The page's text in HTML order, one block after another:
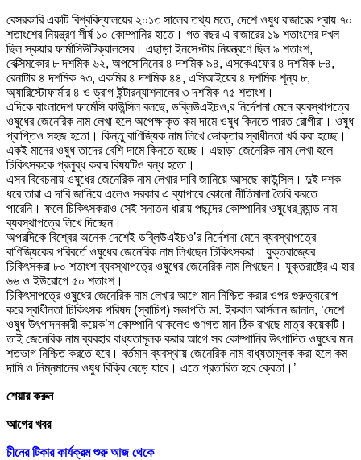
বেসরকারি একটি বিশ্ববিদ্যালয়ের ২০১৩ সালের তথ্য মতে, দেশে ওষুধ বাজারের প্রায় ৭০
শতাংশের নিয়ন্ত্রণ শীর্ষ ১০ কোম্পানির হাতে। গত বছর এ বাজারের ১৯ শতাংশের দখল
ছিল স্কয়ার ফার্মাসিউটিক্যালসের। এছাড়া ইনসেপ্টার নিয়ন্ত্রণে ছিল ৯ শতাংশ,
বেক্সিমকোর ৮ দশমিক ৬২, অপসোনিনের ৪ দশমিক ৯৪, এসকেএফের ৪ দশমিক ৮৪,
রেনাটার ৪ দশমিক ৭৩, একমির ৪ দশমিক ৪৪, এসিআইয়ের ৪ দশমিক শূন্য ৮,
অ্যারিস্টোফার্মার ৪ ও ড্রাগ ইন্টারন্যাশনালের ৩ দশমিক ৭৫ শতাংশ।
এদিকে বাংলাদেশ ফার্মেসি কাউন্সিল বলছে, ডব্লিউএইচও,র নির্দেশনা মেনে ব্যবস্থাপত্রে
ওষুধের জেনেরিক নাম লেখা হলে অপেক্ষাকৃত কম দামে ওষুধ কিনতে পারত রোগীরা। ওষুধ
প্রাপ্তিও সহজ হতো। কিন্তু বাণিজ্যিক নাম লিখে ভোক্তার স্বাধীনতা খর্ব করা হচ্ছে।
একই মানের ওষুধ তাদের বেশি দামে কিনতে হচ্ছে। এছাড়া জেনেরিক নাম লেখা হলে
চিকিৎসককে প্রলুব্ধ করার বিষয়টিও বন্ধ হতো।
এসব বিবেচনায় ওষুধের জেনেরিক নাম লেখার দাবি জানিয়ে আসছে কাউন্সিল। দুই দশক
ধরে তারা এ দাবি জানিয়ে এলেও সরকার এ ব্যাপারে কোনো নীতিমালা তৈরি করতে
পারেনি। ফলে চিকিৎসকরাও সেই সনাতন ধারায় পছন্দের কোম্পানির ওষুধের ব্র্যান্ড নাম
ব্যবস্থাপত্রে লিখে দিচ্ছেন।
অপরদিকে বিশ্বের অনেক দেশেই ডব্লিউএইচও’র নির্দেশনা মেনে ব্যবস্থাপত্রে
বাণিজ্যিকের পরিবর্তে ওষুধের জেনেরিক নাম লিখছেন চিকিৎসকরা। যুক্তরাজ্যের
চিকিৎসকরা ৮০ শতাংশ ব্যবস্থাপত্রে ওষুধের জেনেরিক নাম লিখছেন। যুক্তরাষ্ট্রে এ হার
৬৬ ও ইউরোপে ৫০ শতাংশ।
চিকিৎসাপত্রে ওষুধের জেনেরিক নাম লেখার আগে মান নিশ্চিত করার ওপর গুরুত্বারোপ
করে স্বাধীনতা চিকিৎসক পরিষদ (স্বাচিপ) সভাপতি ডা. ইকবাল আর্সলান জানান, ‘দেশে
ওষুধ উৎপাদনকারী কয়েক’শ কোম্পানি থাকলেও গুণগত মান ঠিক রাখছে মাত্র কয়েকটি।
তাই জেনেরিক নাম ব্যবহার বাধ্যতামূলক করার আগে সব কোম্পানির উৎপাদিত ওষুধের মান
শতভাগ নিশ্চিত করতে হবে। বর্তমান ব্যবস্থায় জেনেরিক নাম বাধ্যতামূলক করা হলে কম
দামি ও নিম্নমানের ওষুধ বিক্রি বেড়ে যাবে। এতে প্রতারিত হবে ক্রেতা।’
শেয়ার করুন
আগের খবর
চীনের টিকার কার্যক্রম শুরু আজ থেকে